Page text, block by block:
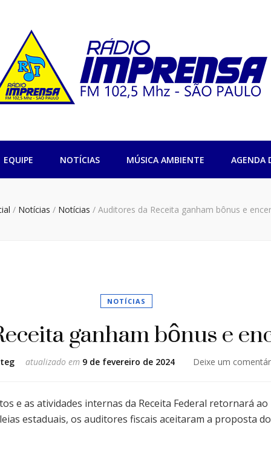
102,5 São
EQUIPE NOTÍCIAS MÚSICA AMBIENTE AGENDA
/ Notícias / Notícias / Auditores da Receita ganham bônus e
NOTÍCIAS
ganham bônus e
atualizado em 9 de fevereiro de 2024 Deixe um
e as atividades internas da Receita Federal retornará
estaduais, os auditores fiscais aceitaram a proposta